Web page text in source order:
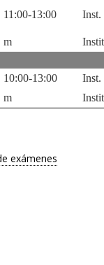
11:00-13:00 Inst.
m
10:00-13:00
Inst.
m
exámenes